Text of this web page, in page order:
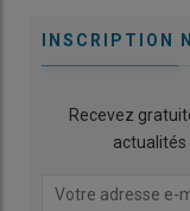
INSCRIPTION
Recevez
actualités